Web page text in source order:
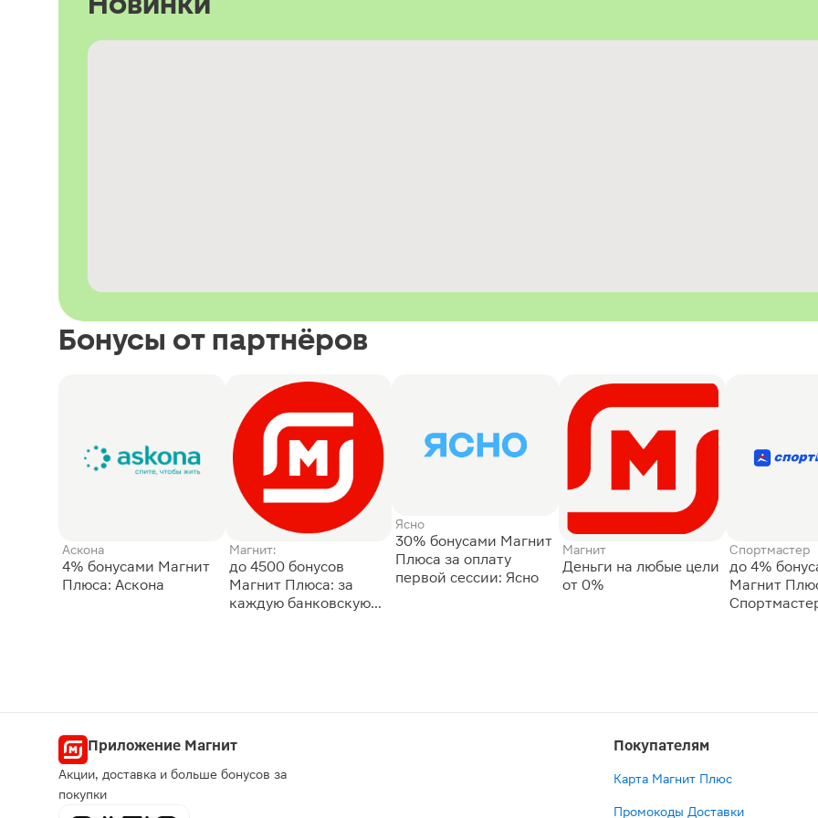
Бонусы от партнёров
Аскона
4% бонусами Магнит
Плюса: Аскона
Магнит:
до 4500 бонусов
Магнит Плюса: за
каждую банковскую
Ясно
30% бонусами Магнит
Плюса за оплату
первой сессии: Ясно
Магнит
Деньги на любые цели
от 0%
Спортмастер
до 4%
Магнит
Приложение Магнит
Акции, доставка и больше бонусов за
покупки
Покупателям
Карта Магнит Плюс
Промокоды Доставки